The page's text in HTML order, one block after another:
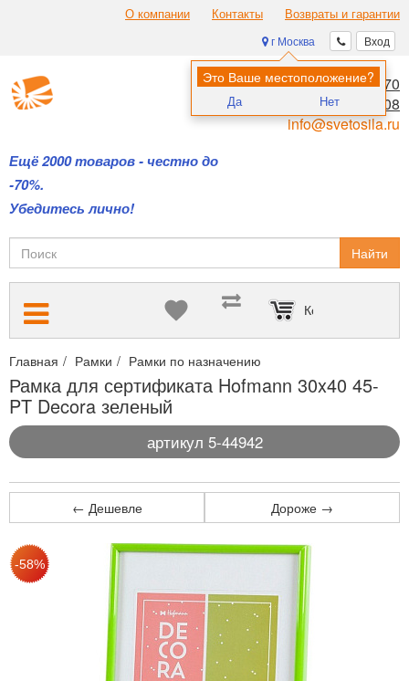
О компании Контакты Возвраты и гарантии
Вход
г Москва
Это Ваше местоположение?
Да Нет
Ещё 2000 товаров - честно до
-70%.
Убедитесь лично!
8 (495) 970-00-70
8 (800) 700-11-08
info@svetosila.ru
Найти
Корзина пуста
Главная Рамки Рамки по назначению
Рамка для сертификата Hofmann 30x40 45-
PT Decora зеленый
артикул 5-44942
← Дешевле Дороже →